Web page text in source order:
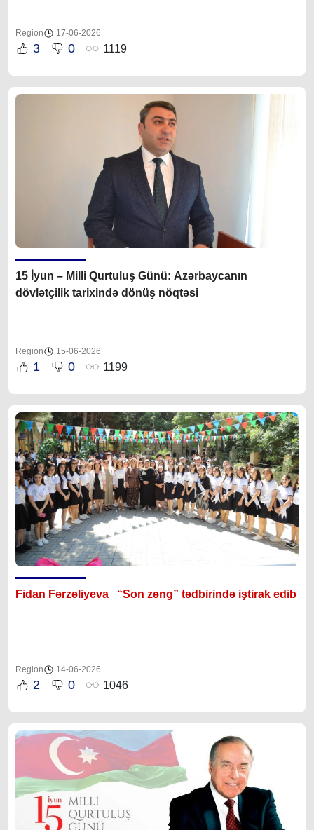
Region 17-06-2026
3 0 1119
15 İyun – Milli Qurtuluş Günü: Azərbaycanın
dövlətçilik tarixində dönüş nöqtəsi
Region 15-06-2026
1 0 1199
Fidan Fərzəliyeva “Son zəng” tədbirində iştirak edib
Region 14-06-2026
2 0 1046